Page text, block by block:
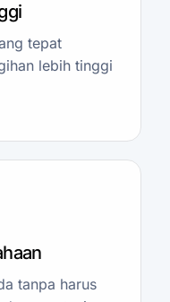
tepat
lebih tinggi
tanpa harus